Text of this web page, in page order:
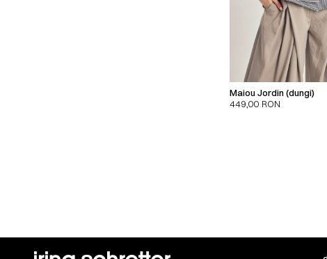
Maiou Jordin (dungi)
449,00 RON